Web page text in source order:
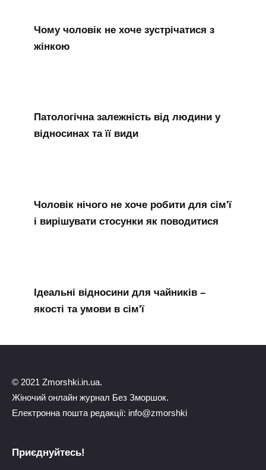
Чому чоловік не хоче зустрічатися з
жінкою
Патологічна залежність від людини у
відносинах та її види
Чоловік нічого не хоче робити для сім'ї
і вирішувати стосунки як поводитися
Ідеальні відносини для чайників –
якості та умови в сім'ї
© 2021 Zmorshki.in.ua.
Жіночий онлайн журнал Без Зморшок.
Електронна пошта редакції: info@zmorshki
Приєднуйтесь!